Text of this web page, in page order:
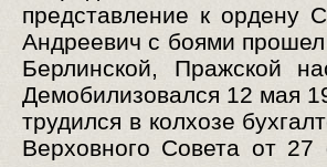
представление к ордену
Андреевич с боями
Берлинской, Пражской
Демобилизовался 12 мая
трудился в колхозе
Верховного Совета от